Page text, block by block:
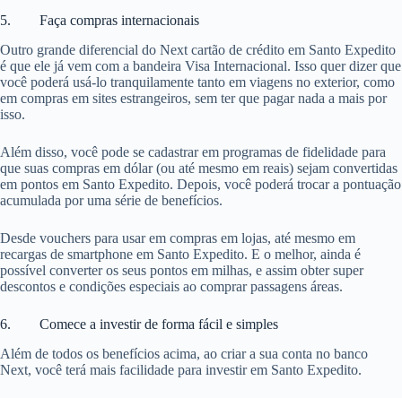
5. Faça compras internacionais
Outro grande diferencial do Next cartão de crédito em Santo Expedito
é que ele já vem com a bandeira Visa Internacional. Isso quer dizer que
você poderá usá-lo tranquilamente tanto em viagens no exterior, como
em compras em sites estrangeiros, sem ter que pagar nada a mais por
isso.
Além disso, você pode se cadastrar em programas de fidelidade para
que suas compras em dólar (ou até mesmo em reais) sejam convertidas
em pontos em Santo Expedito. Depois, você poderá trocar a pontuação
acumulada por uma série de benefícios.
Desde vouchers para usar em compras em lojas, até mesmo em
recargas de smartphone em Santo Expedito. E o melhor, ainda é
possível converter os seus pontos em milhas, e assim obter super
descontos e condições especiais ao comprar passagens áreas.
6. Comece a investir de forma fácil e simples
Além de todos os benefícios acima, ao criar a sua conta no banco
Next, você terá mais facilidade para investir em Santo Expedito.